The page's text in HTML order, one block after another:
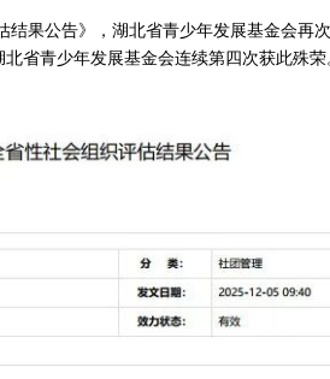
果公告》，湖北省青少年发展基金会再
省青少年发展基金会连续第四次获此殊荣